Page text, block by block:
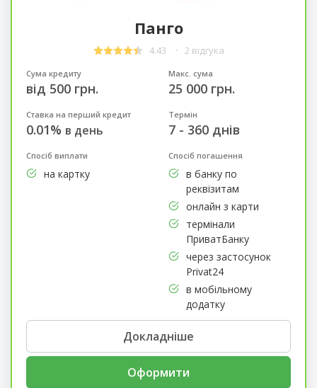
Панго
4.43 2 відгука
Сума кредиту
від 500 грн.
Макс. сума
25 000 грн.
Ставка на перший кредит
0.01% в день
Термін
7 - 360 днів
Спосіб виплати
на картку
Спосіб погашення
в банку по
реквізитам
онлайн з карти
термінали
ПриватБанку
через застосунок
Privat24
в мобільному
додатку
Докладніше
Оформити